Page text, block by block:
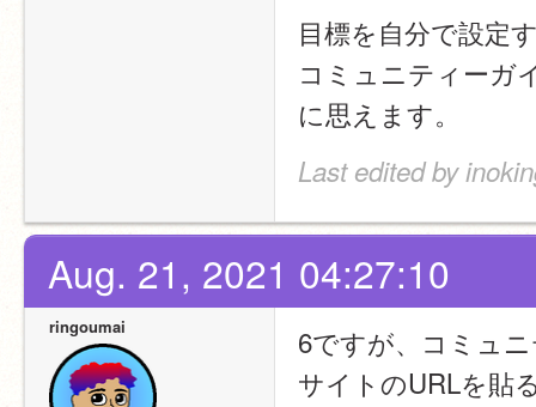
目標を自分で設定
コミュニティーガ
に思えます。
Last edited by
Aug. 21, 2021 04:27:10
ringoumai
6ですが、コミュ
サイトのURLを貼